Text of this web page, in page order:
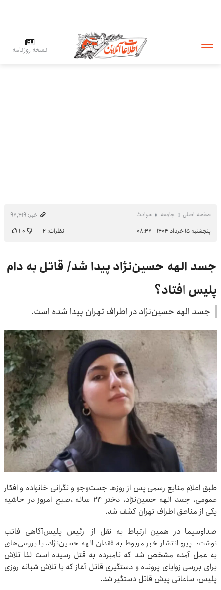
نسخه روزنامه
صفحه اصلی جامعه حوادث
خبر: ۹۷٬۴۱۹
پنجشنبه ۱۵ خرداد ۱۴۰۴ - ۰۸:۳۷
نظرات: ۲ ۰-۱
جسد الهه حسین‌نژاد پیدا شد/ قاتل به دام
پلیس افتاد؟
جسد الهه حسین‌نژاد در اطراف تهران پیدا شده است.
طبق اعلام منابع رسمی پس از روزها جست‌وجو و نگرانی خانواده و افکار
عمومی، جسد الهه حسین‌نژاد، دختر ۲۴ ساله ،صبح امروز در حاشیه
یکی از مناطق اطراف تهران کشف شد.
صداوسیما در همین ارتباط به نقل از رئیس پلیس‌آگاهی فاتب
نوشت: پیرو انتشار خبر مربوط به فقدان الهه حسین‌نژاد، با بررسی‌های
به عمل آمده مشخص شد که نامبرده به قتل رسیده است لذا تلاش
برای بررسی زوایای پرونده و دستگیری قاتل آغاز که با تلاش شبانه روزی
پلیس، ساعاتی پیش قاتل دستگیر شد.